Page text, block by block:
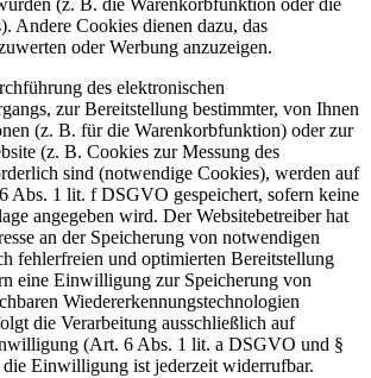
(z. B. die Warenkorbfunktion oder die
Andere Cookies dienen dazu, das
oder Werbung anzuzeigen.
des elektronischen
zur Bereitstellung bestimmter, von Ihnen
(z. B. für die Warenkorbfunktion) oder zur
(z. B. Cookies zur Messung des
sind (notwendige Cookies), werden auf
Abs. 1 lit. f DSGVO gespeichert, sofern keine
angegeben wird. Der Websitebetreiber hat
an der Speicherung von notwendigen
fehlerfreien und optimierten Bereitstellung
eine Einwilligung zur Speicherung von
Wiedererkennungstechnologien
die Verarbeitung ausschließlich auf
(Art. 6 Abs. 1 lit. a DSGVO und §
Einwilligung ist jederzeit widerrufbar.